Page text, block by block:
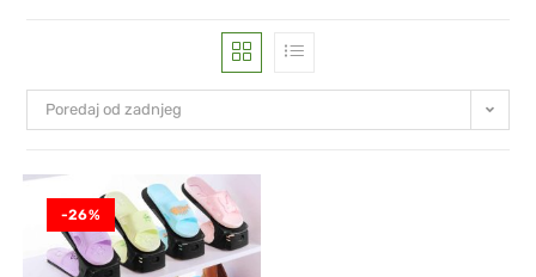
Poredaj od zadnjeg
-26%